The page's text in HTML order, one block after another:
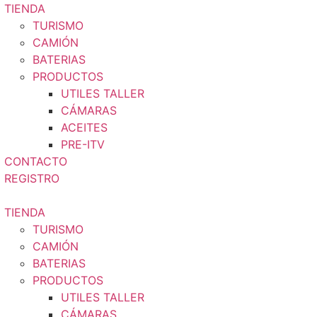
TIENDA
TURISMO
CAMIÓN
BATERIAS
PRODUCTOS
UTILES TALLER
CÁMARAS
ACEITES
PRE-ITV
CONTACTO
REGISTRO
TIENDA
TURISMO
CAMIÓN
BATERIAS
PRODUCTOS
UTILES TALLER
CÁMARAS